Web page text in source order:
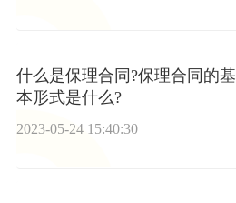
什么是保理合同?保理合同的基
本形式是什么?
2023-05-24 15:40:30